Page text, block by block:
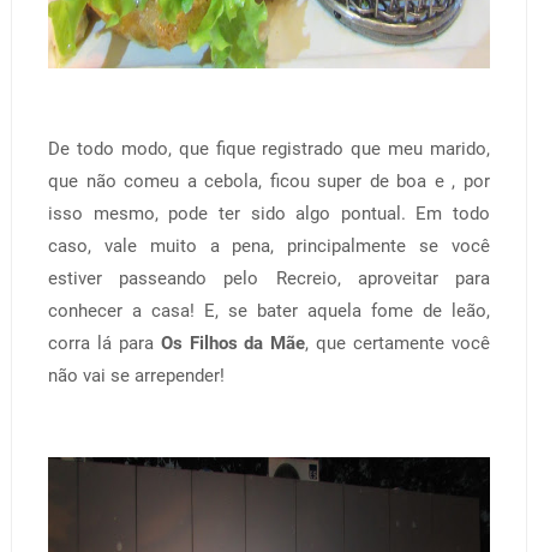
De todo modo, que fique registrado que meu marido,
que não comeu a cebola, ficou super de boa e , por
isso mesmo, pode ter sido algo pontual. Em todo
caso, vale muito a pena, principalmente se você
estiver passeando pelo Recreio, aproveitar para
conhecer a casa! E, se bater aquela fome de leão,
corra lá para Os Filhos da Mãe, que certamente você
não vai se arrepender!